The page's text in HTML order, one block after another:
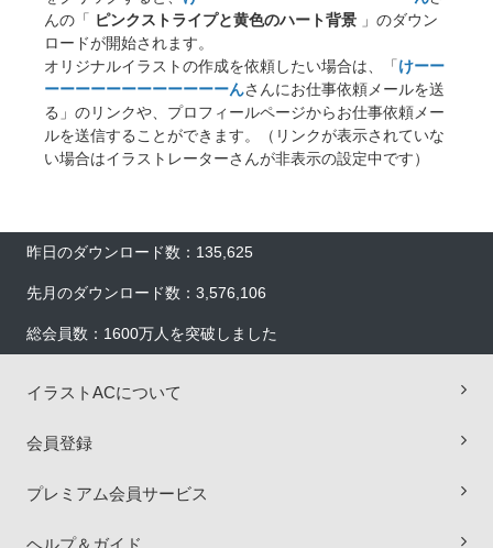
んの「 ピンクストライプと黄色のハート背景 」のダウン
ロードが開始されます。
オリジナルイラストの作成を依頼したい場合は、「けーー
ーーーーーーーーーーーーんさんにお仕事依頼メールを送
る」のリンクや、プロフィールページからお仕事依頼メー
ルを送信することができます。（リンクが表示されていな
い場合はイラストレーターさんが非表示の設定中です）
昨日のダウンロード数：135,625
先月のダウンロード数：3,576,106
総会員数：1600万人を突破しました
イラストACについて
会員登録
プレミアム会員サービス
ヘルプ＆ガイド